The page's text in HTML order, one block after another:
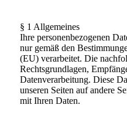
§ 1 Allgemeines
Ihre personenbezogenen
nur gemäß den
(EU) verarbeitet. Die
Rechtsgrundlagen,
Datenverarbeitung. Diese
unseren Seiten auf andere
mit Ihren Daten.